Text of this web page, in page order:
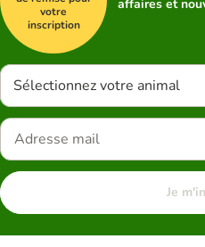
votre
inscription
affaires et
Sélectionnez votre animal
Je